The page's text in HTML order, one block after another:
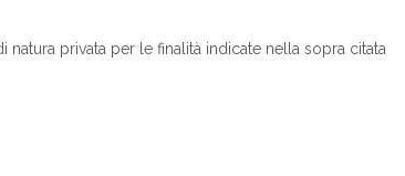
privata per le finalità indicate nella sopra citata